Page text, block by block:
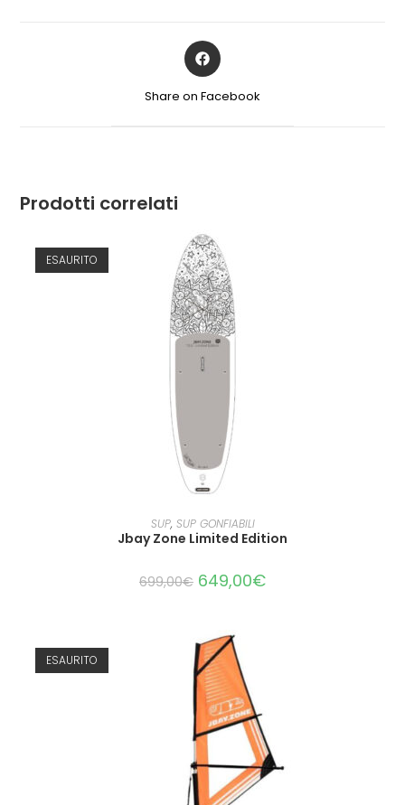
Share on Facebook
Prodotti correlati
ESAURITO
LEGGI TUTTO
SUP, SUP GONFIABILI
Jbay Zone Limited Edition
699,00€ 649,00€
ESAURITO